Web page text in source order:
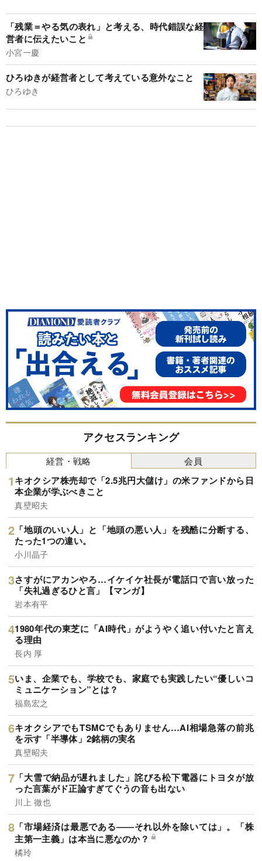
「残業＝やる気の表れ」と考える、時代錯誤な経
営者に伝えたいこと
小宮一慶
ひろゆきが経営者として考えている意外なこと
ひろゆき
アクセスランキング
経営・戦略
キオクシア株売却で「2.5兆円大儲け」の米ファンドから日
本企業が学ぶべきこと
真壁昭夫
「地頭のいい人」と「地頭の悪い人」を残酷に分断する、
たった1つの違い。
小川晶子
さすがにアカンやろ…イケイケ社長が電話口で言い放った
「失礼過ぎるひと言」【マンガ】
岩本有平
1980年代の東芝に「AI時代」がようやく追い付いたと言え
る理由
長内 厚
いま、企業でも、学校でも、家庭でも実践したい“優しいコ
ミュニケーション”とは？
福島宏之
キオクシアでもTSMCでもありません…AI相場急落の前兆
を示す「半導体」2銘柄の実名
真壁昭夫
「大雪で納品が遅れました」詫びる松下電器にトヨタが放
った言葉がド正論すぎてぐうの音も出ない
川上 徹也
「市場経済は最悪である――それ以外を除いては」。「株
主第一主義」は本当に悪なのか？
橘玲
会員